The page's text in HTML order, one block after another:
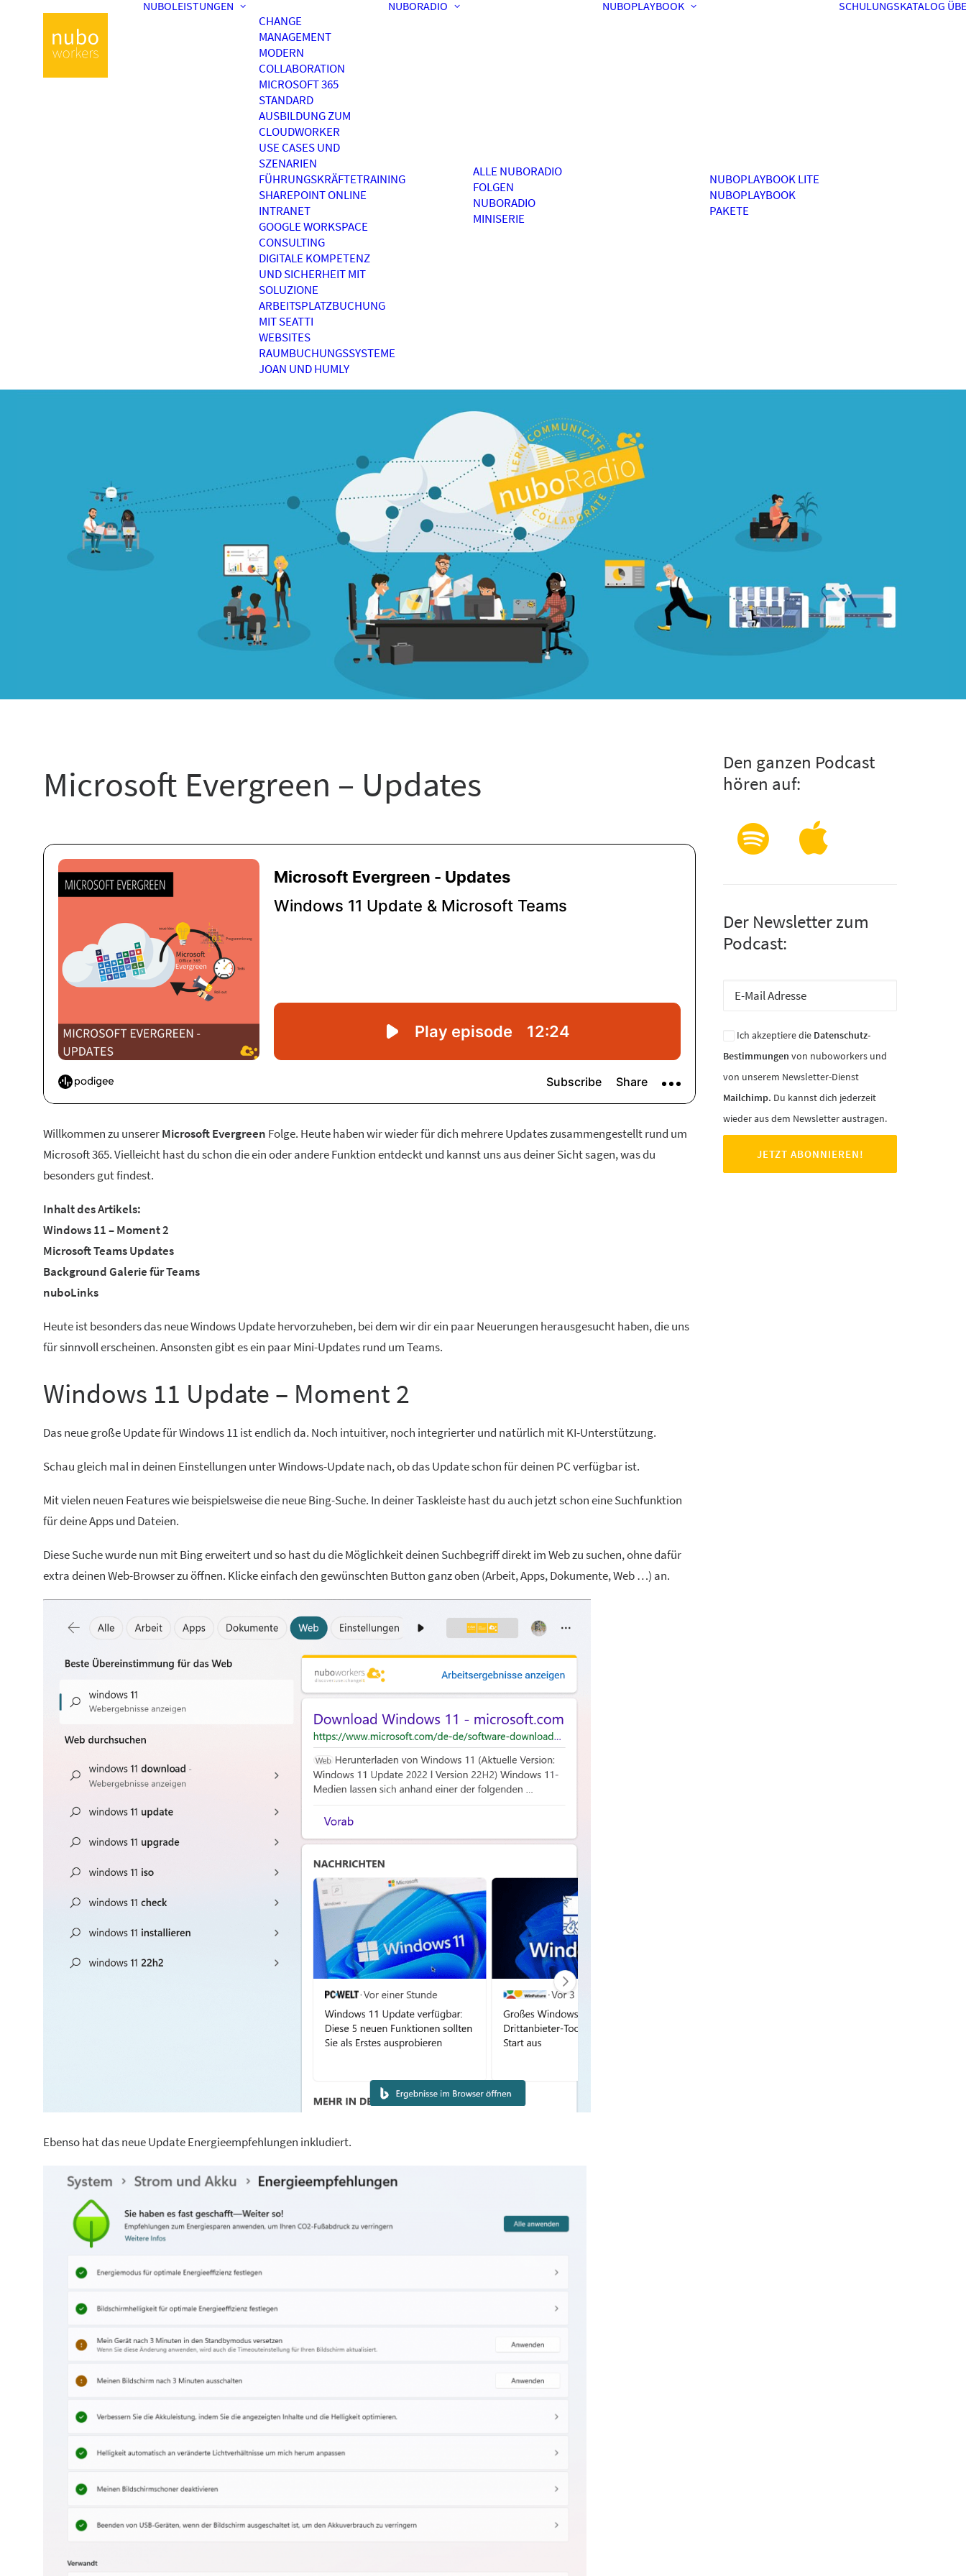
NUBOLEISTUNGEN
CHANGE
MANAGEMENT
MODERN
COLLABORATION
MICROSOFT 365
STANDARD
AUSBILDUNG ZUM
CLOUDWORKER
USE CASES UND
SZENARIEN
FÜHRUNGSKRÄFTETRAINING
SHAREPOINT ONLINE
INTRANET
GOOGLE WORKSPACE
CONSULTING
DIGITALE KOMPETENZ
UND SICHERHEIT MIT
SOLUZIONE
ARBEITSPLATZBUCHUNG
MIT SEATTI
WEBSITES
RAUMBUCHUNGSSYSTEME
JOAN UND HUMLY
NUBORADIO
ALLE NUBORADIO
FOLGEN
NUBORADIO
MINISERIE
NUBOPLAYBOOK
NUBOPLAYBOOK LITE
NUBOPLAYBOOK
PAKETE
SCHULUNGSKATALOG
Microsoft Evergreen – Updates
Willkommen zu unsererMicrosoft Evergreen Folge. Heute haben wir wieder für dich mehrere Updates zusammengestellt rund um
Microsoft 365. Vielleicht hast du schon die ein oder andere Funktion entdeckt und kannst uns aus deiner Sicht sagen, was du
besonders gut findest.
Inhalt des Artikels:
Windows 11 – Moment 2
Microsoft Teams Updates
Background Galerie für Teams
nuboLinks
Heute ist besonders das neue Windows Update hervorzuheben, bei dem wir dir ein paar Neuerungen herausgesucht haben, die uns
für sinnvoll erscheinen. Ansonsten gibt es ein paar Mini-Updates rund um Teams.
Windows 11 Update – Moment 2
Das neue große Update für Windows 11 ist endlich da. Noch intuitiver, noch integrierter und natürlich mit KI-Unterstützung.
Schau gleich mal in deinen Einstellungen unter Windows-Update nach, ob das Update schon für deinen PC verfügbar ist.
Mit vielen neuen Features wie beispielsweise die neue Bing-Suche. In deiner Taskleiste hast du auch jetzt schon eine Suchfunktion
für deine Apps und Dateien.
Diese Suche wurde nun mit Bing erweitert und so hast du die Möglichkeit deinen Suchbegriff direkt im Web zu suchen, ohne dafür
extra deinen Web-Browser zu öffnen. Klicke einfach den gewünschten Button ganz oben (Arbeit, Apps, Dokumente, Web …) an.
Ebenso hat das neue Update Energieempfehlungen inkludiert.
Den ganzen Podcast
hören auf:
Der Newsletter zum
Podcast:
Ich akzeptiere die Datenschutz-
Bestimmungen von nuboworkers und
von unserem Newsletter-Dienst
Mailchimp. Du kannst dich jederzeit
wieder aus dem Newsletter austragen.